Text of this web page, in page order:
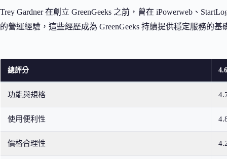
Trey Gardner 在創立 GreenGeeks 之前，曾在 iPowerweb、
的營運經驗，這些經歷成為 GreenGeeks 持續提供穩定服務的基
總評分
功能與規格
使用便利性
價格合理性